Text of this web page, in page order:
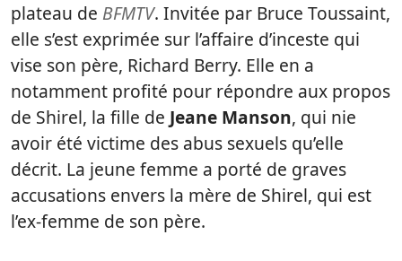
plateau de BFMTV. Invitée par Bruce Toussaint,
elle s’est exprimée sur l’affaire d’inceste qui
vise son père, Richard Berry. Elle en a
notamment profité pour répondre aux propos
de Shirel, la fille de Jeane Manson, qui nie
avoir été victime des abus sexuels qu’elle
décrit. La jeune femme a porté de graves
accusations envers la mère de Shirel, qui est
l’ex-femme de son père.